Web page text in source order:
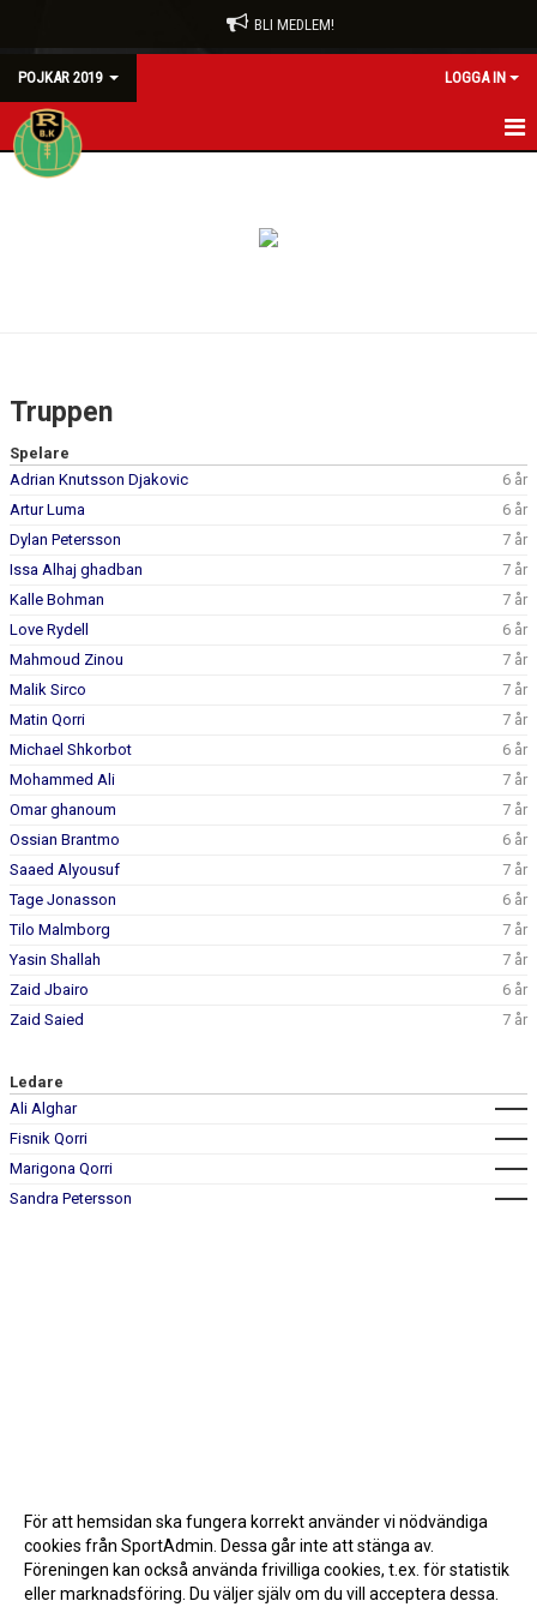
BLI MEDLEM!
POJKAR 2019 LOGGA IN
HEM
BILDGALLERI
DOKUMENT
KONTAKT
Truppen
Spelare
Adrian Knutsson Djakovic
6 år
Artur Luma
6 år
Dylan Petersson
7 år
Issa Alhaj ghadban
7 år
Kalle Bohman
7 år
Love Rydell
6 år
Mahmoud Zinou
7 år
Malik Sirco
7 år
Matin Qorri
7 år
Michael Shkorbot
6 år
Mohammed Ali
7 år
Omar ghanoum
7 år
Ossian Brantmo
6 år
Saaed Alyousuf
7 år
Tage Jonasson
6 år
Tilo Malmborg
7 år
Yasin Shallah
7 år
Zaid Jbairo
6 år
Zaid Saied
7 år
Ledare
Ali Alghar
Fisnik Qorri
Marigona Qorri
Sandra Petersson
För att hemsidan ska fungera korrekt använder vi nödvändiga
cookies från SportAdmin. Dessa går inte att stänga av.
Föreningen kan också använda frivilliga cookies, t.ex. för statistik
eller marknadsföring. Du väljer själv om du vill acceptera dessa.